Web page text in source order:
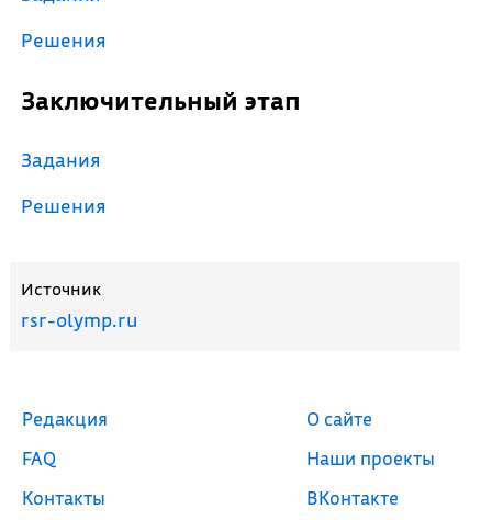
Решения
Заключительный этап
Задания
Решения
Источник
rsr-olymp.ru
Редакция
FAQ
Контакты
О сайте
Наши проекты
ВКонтакте